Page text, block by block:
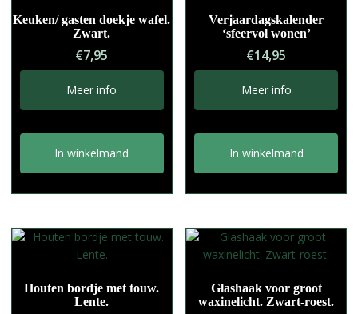
Keuken/ gasten doekje wafel.
Zwart.
€7,95
Meer info
In winkelmand
Verjaardagskalender
‘sfeervol wonen’
€14,95
Meer info
In winkelmand
Houten bordje met touw.
Lente.
Glashaak voor groot
waxinelicht. Zwart-roest.